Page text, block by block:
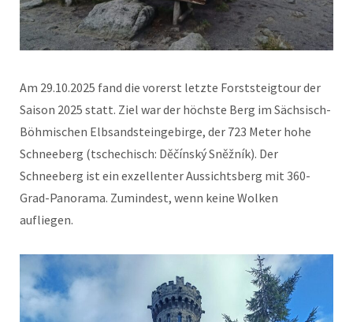
Am 29.10.2025 fand die vorerst letzte Forststeigtour der
Saison 2025 statt. Ziel war der höchste Berg im Sächsisch-
Böhmischen Elbsandsteingebirge, der 723 Meter hohe
Schneeberg (tschechisch: Děčínský Sněžník). Der
Schneeberg ist ein exzellenter Aussichtsberg mit 360-
Grad-Panorama. Zumindest, wenn keine Wolken
aufliegen.